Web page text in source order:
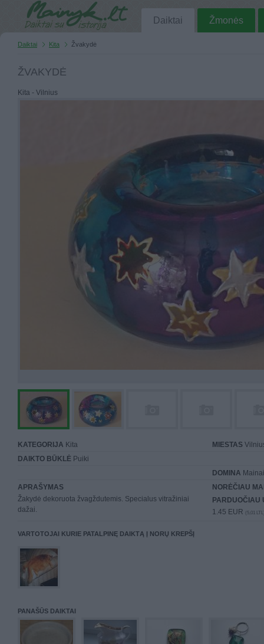
Daiktai Žmonės
Daiktai Kita Žvakydė
ŽVAKYDĖ
Kita - Vilnius
KATEGORIJA Kita MIESTAS
DAIKTO BŪKLĖ Puiki
DOMINA
APRAŠYMAS
Žakydė dekoruota žvagždutemis. Specialus vitražiniai
dažai.
NORĖČIAU
PARDUOČIAU
1.45 EUR (5,01
VARTOTOJAI KURIE PATALPINĘ DAIKTĄ Į NORŲ KREPŠĮ
PANAŠŪS DAIKTAI